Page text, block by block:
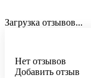
Загрузка отзывов...
Нет отзывов
Добавить отзыв